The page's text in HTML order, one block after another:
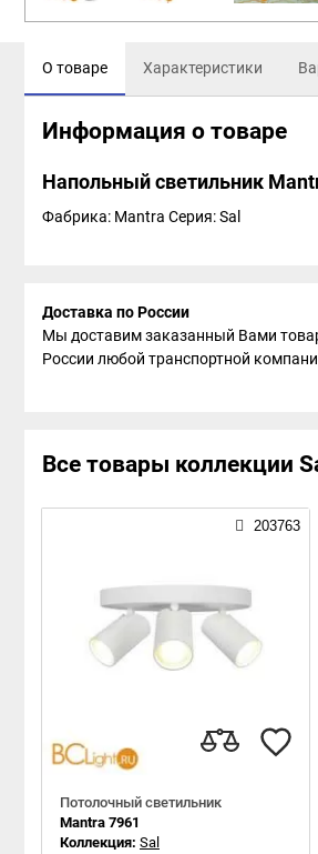
О товаре Характеристики
Информация о товаре
Напольный светильник
Фабрика: Mantra Серия: Sal
Доставка по России
Мы доставим заказанный Вами
России любой транспортной
Все товары коллекции
203763
Потолочный светильник
Mantra 7961
Коллекция: Sal